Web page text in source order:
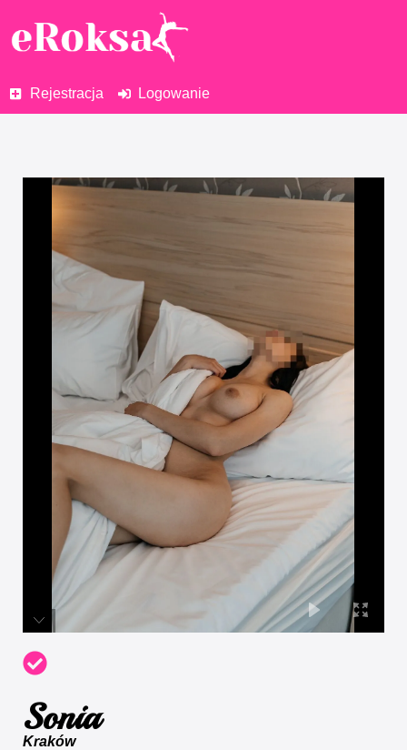
Rejestracja Logowanie
Sonia
Kraków